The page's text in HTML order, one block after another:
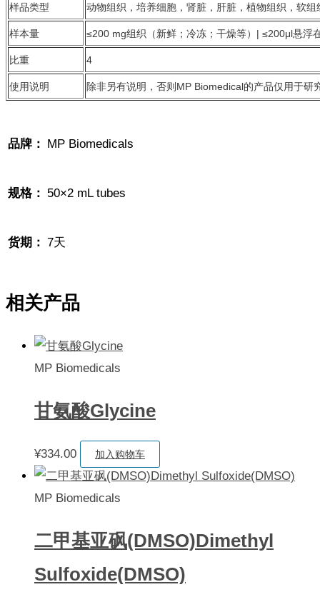
样品类型 动物组织，培养细胞，肾脏，肝脏，植物组织，软组
样本量 ≤200 mg组织（新鲜；冷冻；干燥等）| ≤200μl悬浮
比重 4
使用说明 除非另有说明，否则MP Biomedical的产品仅用于
品牌： MP Biomedicals
规格： 50×2 mL tubes
货期： 7天
相关产品
MP Biomedicals
甘氨酸Glycine
¥334.00 加入购物车
MP Biomedicals
二甲基亚砜(DMSO)Dimethyl
Sulfoxide(DMSO)